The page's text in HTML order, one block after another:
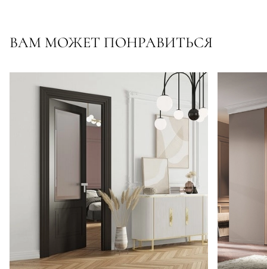
ВАМ МОЖЕТ ПОНРАВИТЬСЯ